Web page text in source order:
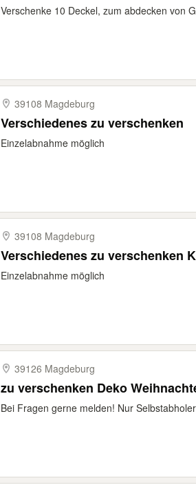
Verschenke 10 Deckel, zum abdecken von
39108 Magdeburg
Verschiedenes zu verschenken
Einzelabnahme möglich
39108 Magdeburg
Verschiedenes zu verschenken
Einzelabnahme möglich
39126 Magdeburg
zu verschenken Deko
Bei Fragen gerne melden! Nur